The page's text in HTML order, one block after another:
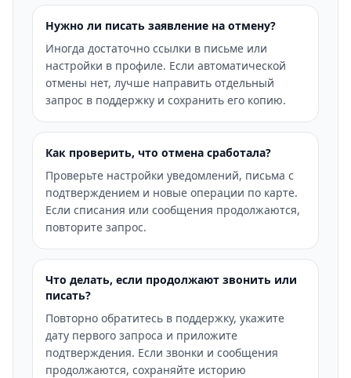
Нужно ли писать заявление на отмену?
Иногда достаточно ссылки в письме или
настройки в профиле. Если автоматической
отмены нет, лучше направить отдельный
запрос в поддержку и сохранить его копию.
Как проверить, что отмена сработала?
Проверьте настройки уведомлений, письма с
подтверждением и новые операции по карте.
Если списания или сообщения продолжаются,
повторите запрос.
Что делать, если продолжают звонить или
писать?
Повторно обратитесь в поддержку, укажите
дату первого запроса и приложите
подтверждения. Если звонки и сообщения
продолжаются, сохраняйте историю